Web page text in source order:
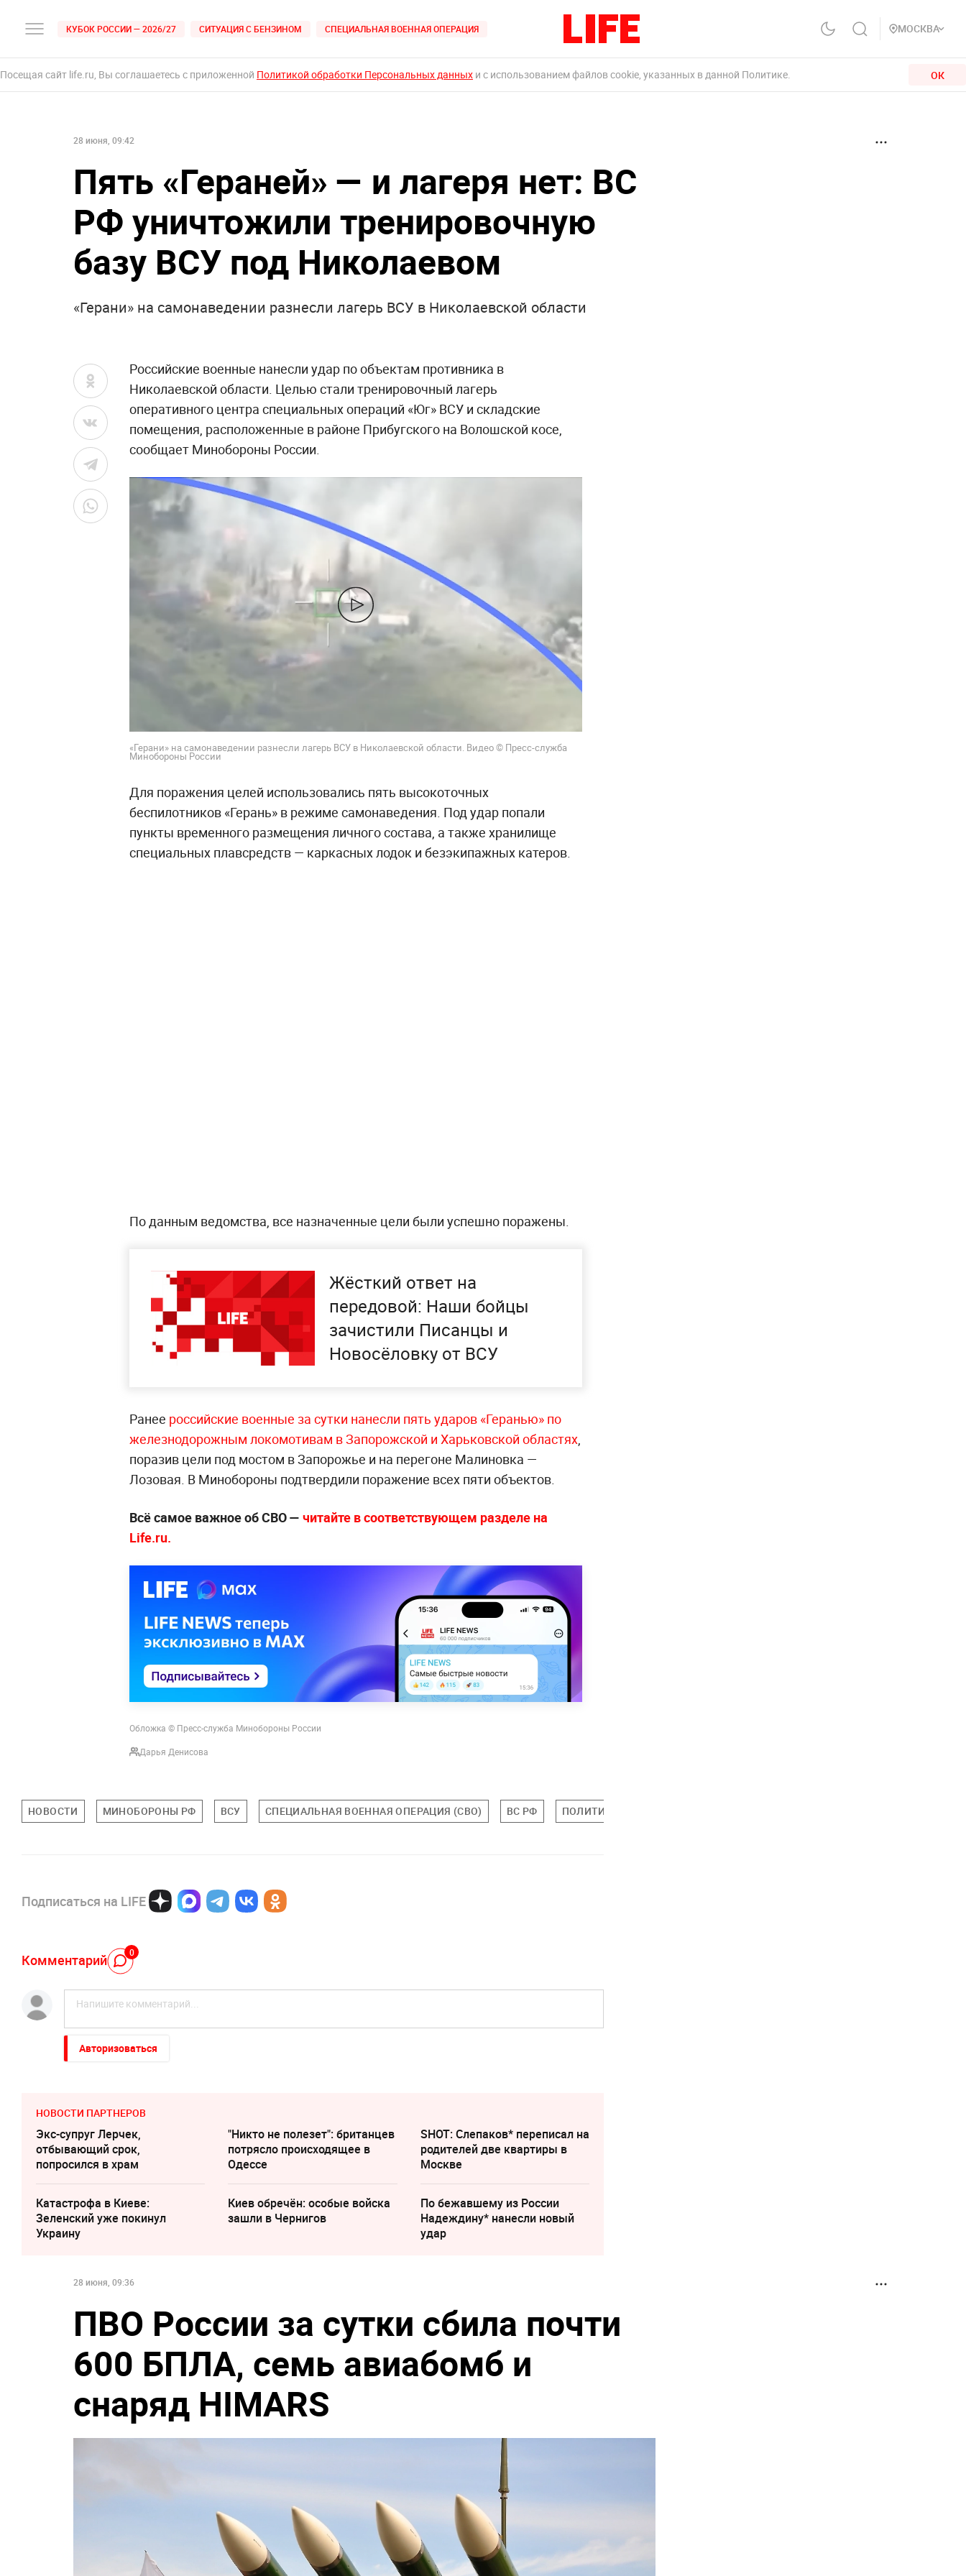
КУБОК РОССИИ — 2026/27 СИТУАЦИЯ С БЕНЗИНОМ СПЕЦИАЛЬНАЯ ВОЕННАЯ ОПЕРАЦИЯ МОСКВА
Посещая сайт life.ru, Вы соглашаетесь с приложенной Политикой обработки Персональных данных и с использованием файлов cookie, указанных в данной Политике. ОК
28 июня, 09:42
Пять «Гераней» — и лагеря нет: ВС
РФ уничтожили тренировочную
базу ВСУ под Николаевом
«Герани» на самонаведении разнесли лагерь ВСУ в Николаевской области
Российские военные нанесли удар по объектам противника в
Николаевской области. Целью стали тренировочный лагерь
оперативного центра специальных операций «Юг» ВСУ и складские
помещения, расположенные в районе Прибугского на Волошской косе,
сообщает Минобороны России.
«Герани» на самонаведении разнесли лагерь ВСУ в Николаевской области. Видео © Пресс-служба
Минобороны России
Для поражения целей использовались пять высокоточных
беспилотников «Герань» в режиме самонаведения. Под удар попали
пункты временного размещения личного состава, а также хранилище
специальных плавсредств — каркасных лодок и безэкипажных катеров.
По данным ведомства, все назначенные цели были успешно поражены.
Жёсткий ответ на
передовой: Наши бойцы
зачистили Писанцы и
Новосёловку от ВСУ
Ранее российские военные за сутки нанесли пять ударов «Геранью» по
железнодорожным локомотивам в Запорожской и Харьковской областях,
поразив цели под мостом в Запорожье и на перегоне Малиновка —
Лозовая. В Минобороны подтвердили поражение всех пяти объектов.
Всё самое важное об СВО — читайте в соответствующем разделе на
Life.ru.
Обложка © Пресс-служба Минобороны России
Дарья Денисова
НОВОСТИ МИНОБОРОНЫ РФ ВСУ СПЕЦИАЛЬНАЯ ВОЕННАЯ ОПЕРАЦИЯ (СВО) ВС РФ ПОЛИТИКА
Подписаться на LIFE
Комментарий 0
Авторизоваться
НОВОСТИ ПАРТНЕРОВ
Экс-супруг Лерчек,
отбывающий срок,
попросился в храм
"Никто не полезет": британцев
потрясло происходящее в
Одессе
SHOT: Слепаков* переписал на
родителей две квартиры в
Москве
Катастрофа в Киеве:
Зеленский уже покинул
Украину
Киев обречён: особые войска
зашли в Чернигов
По бежавшему из России
Надеждину* нанесли новый
удар
28 июня, 09:36
ПВО России за сутки сбила почти
600 БПЛА, семь авиабомб и
снаряд HIMARS